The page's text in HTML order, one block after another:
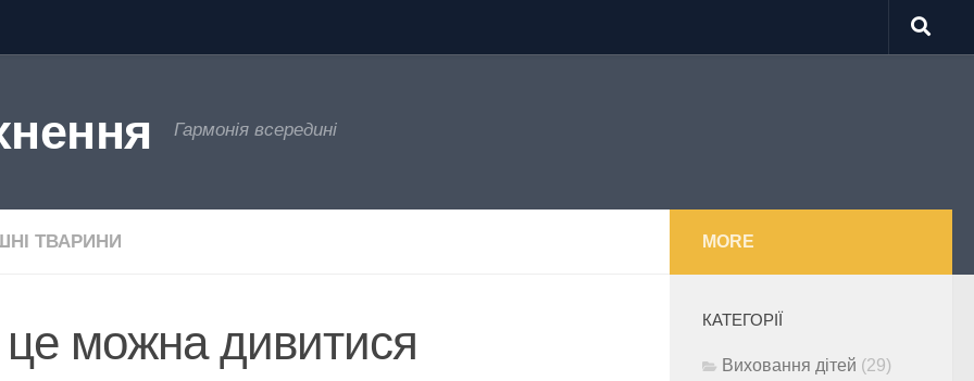
Гармонія всередині
ТВАРИНИ
можна дивитися
MORE
КАТЕГОРІЇ
Виховання дітей (29)